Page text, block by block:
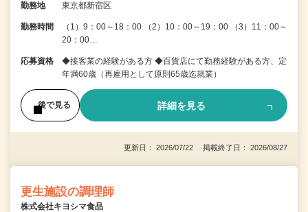
勤務地 東京都新宿区
勤務時間
（1）9：00～18：00 （2）10：00～19：00 （3）11：00～
20：00…
応募資格
◆接客業の経験がある方 ◆百貨店にて勤務経験がある方、定
年満60歳（再雇用として原則65歳迄就業）
後で見る 詳細を見る
更新日： 2026/07/22 掲載終了日： 2026/08/27
更生施設の調理師
株式会社キヨシマ食品